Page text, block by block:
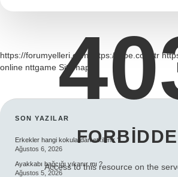
https://forumyelleri.com https://dibe.com.tr
online nttgame Sitemap
SIDEBAR
SON YAZILAR
Erkekler hangi kokulardan etkilenir ?
Ağustos 6, 2026
Ayakkabı bağcığı yıkanır mı ?
Ağustos 5, 2026
Access to this resource on the